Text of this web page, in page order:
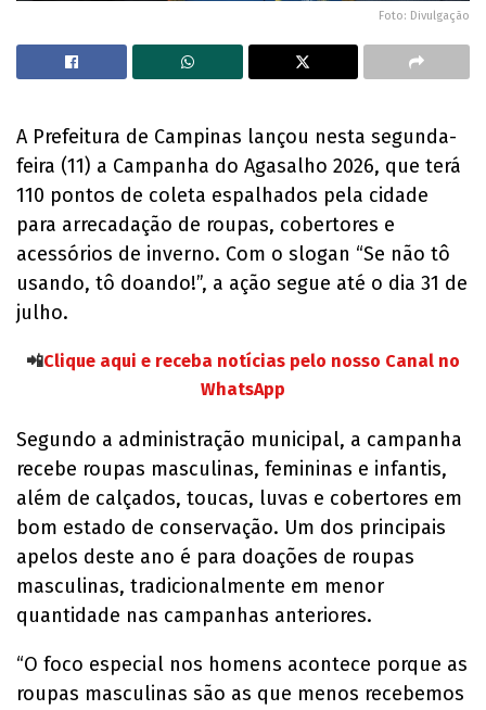
Foto: Divulgação
A Prefeitura de Campinas lançou nesta segunda-
feira (11) a Campanha do Agasalho 2026, que terá
110 pontos de coleta espalhados pela cidade
para arrecadação de roupas, cobertores e
acessórios de inverno. Com o slogan “Se não tô
usando, tô doando!”, a ação segue até o dia 31 de
julho.
📲Clique aqui e receba notícias pelo nosso Canal no
WhatsApp
Segundo a administração municipal, a campanha
recebe roupas masculinas, femininas e infantis,
além de calçados, toucas, luvas e cobertores em
bom estado de conservação. Um dos principais
apelos deste ano é para doações de roupas
masculinas, tradicionalmente em menor
quantidade nas campanhas anteriores.
“O foco especial nos homens acontece porque as
roupas masculinas são as que menos recebemos